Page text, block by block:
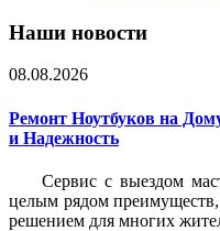
Наши новости
08.08.2026
Ремонт Ноутбуков на
и Надежность
Сервис с выездом
целым рядом
решением для многих